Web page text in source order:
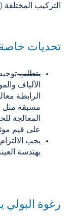
تحديات
يتطلب
الألياف
الرابطة
مسبقة مثل
المعالجة
على قيم
يجب الالتزام
بهندسة
رغوة البولي